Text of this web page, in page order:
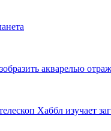
акварелью
Хаббл изучает